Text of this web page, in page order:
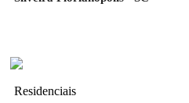
Residenciais